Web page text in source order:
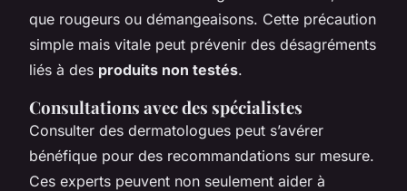
que rougeurs ou démangeaisons. Cette précaution
simple mais vitale peut prévenir des désagréments
liés à des produits non testés.
Consultations avec des spécialistes
Consulter des dermatologues peut s’avérer
bénéfique pour des recommandations sur mesure.
Ces experts peuvent non seulement aider à